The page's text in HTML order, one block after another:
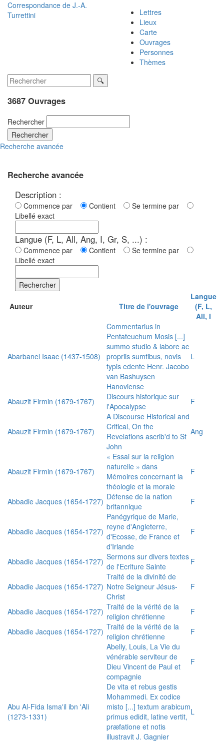
Correspondance de J.-A.
Turrettini
Lettres
Lieux
Carte
Ouvrages
Personnes
Thèmes
3687 Ouvrages
Rechercher
Rechercher
Recherche avancée
Recherche avancée
Description :
Commence par Contient
Se termine par
Libellé exact
Langue (F, L, All, Ang, I, Gr, S, ...) :
Commence par Contient
Se termine par
Libellé exact
Rechercher
Auteur Titre de l'ouvrage
Langue
(F, L,
All, I
Abarbanel Isaac (1437-1508)
Commentarius in
Pentateuchum Mosis [...]
summo studio & labore ac
propriis sumtibus, novis
typis edente Henr. Jacobo
van Bashuysen
Hanoviense
L
Abauzit Firmin (1679-1767)
Discours historique sur
l'Apocalypse
F
Abauzit Firmin (1679-1767)
A Discourse Historical and
Critical, On the
Revelations ascrib'd to St
John
Ang
Abauzit Firmin (1679-1767)
« Essai sur la religion
naturelle » dans
Mémoires concernant la
théologie et la morale
F
Abbadie Jacques (1654-1727) Défense de la nation
britannique
F
Abbadie Jacques (1654-1727)
Panégyrique de Marie,
reyne d'Angleterre,
d'Ecosse, de France et
d'Irlande
F
Abbadie Jacques (1654-1727) Sermons sur divers textes
de l'Ecriture Sainte
F
Abbadie Jacques (1654-1727)
Traité de la divinité de
Notre Seigneur Jésus-
Christ
F
Abbadie Jacques (1654-1727) Traité de la vérité de la
religion chrétienne
F
Abbadie Jacques (1654-1727) Traité de la vérité de la
religion chrétienne
F
Abelly, Louis, La Vie du
vénérable serviteur de
Dieu Vincent de Paul et
compagnie
F
Abu Al-Fida Isma'il ibn 'Ali
(1273-1331)
De vita et rebus gestis
Mohammedi. Ex codice
misto [...] textum arabicum
primus edidit, latine vertit,
præfatione et notis
illustravit J. Gagnier
L